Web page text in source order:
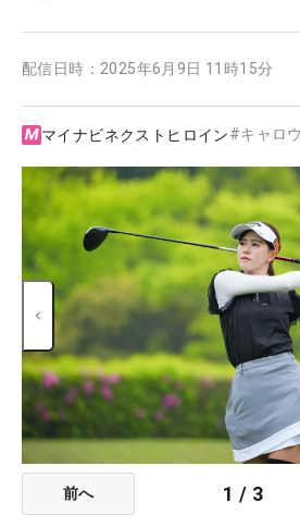
配信日時： 2025年6月9日 11時15分
マイナビネクストヒロイン#キャロ
前へ 1 / 3